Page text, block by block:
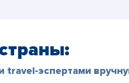
эспертами